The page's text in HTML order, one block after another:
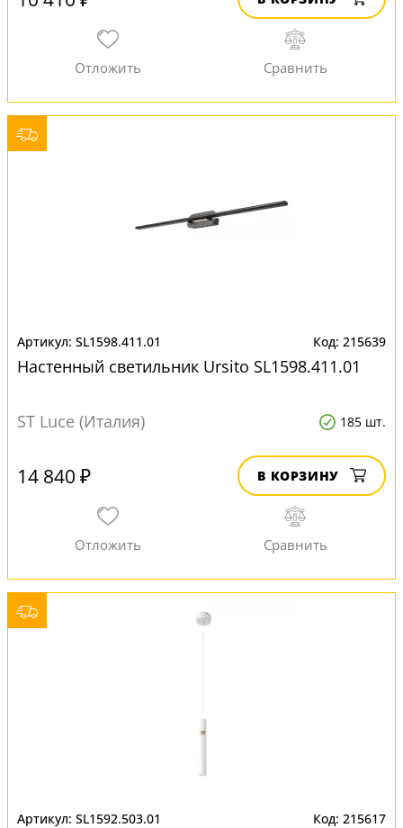
SL1598.411.01 215639
Настенный светильник Ursito SL1598.411.01
ST Luce (Италия) 185 шт.
14 840 ₽ В КОРЗИНУ
SL1592.503.01 215617